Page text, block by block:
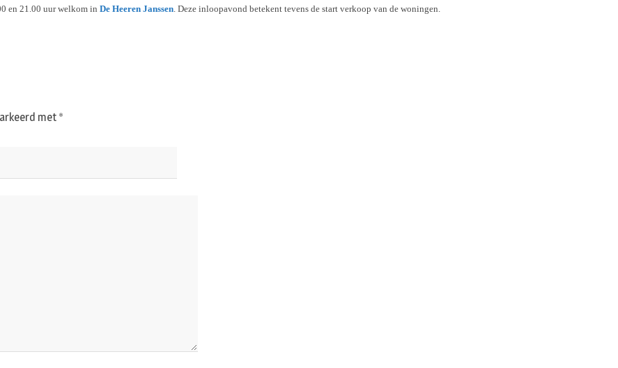
en 21.00 uur welkom in De Heeren Janssen. Deze inloopavond betekent tevens de start verkoop van de woningen.
met *